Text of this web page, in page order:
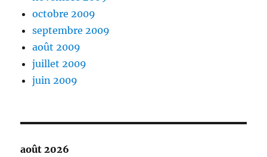
octobre 2009
septembre 2009
août 2009
juillet 2009
juin 2009
août 2026